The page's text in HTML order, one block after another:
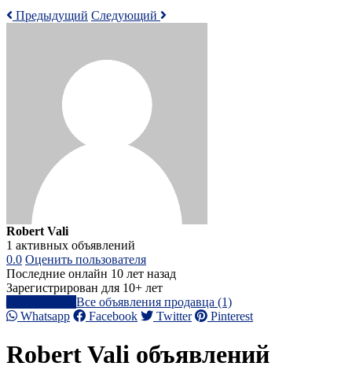
Предыдущий Следующий
Robert Vali
1 активных объявлений
0.0 Оценить пользователя
Последние онлайн 10 лет назад
Зарегистрирован для 10+ лет
Все объявления продавца (1)
Whatsapp
Facebook Twitter Pinterest
Robert Vali объявлений